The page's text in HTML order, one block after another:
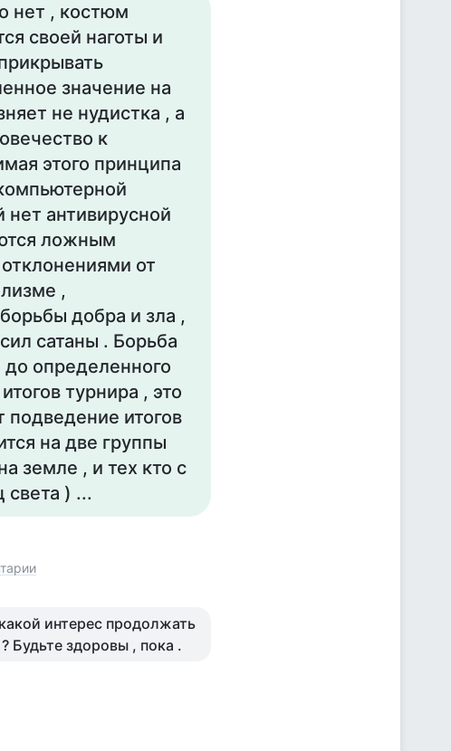
нет , костюм
своей наготы и
значение на
не нудистка , а
к
этого принципа
антивирусной
ложным
от
,
добра и зла ,
сатаны . Борьба
определенного
турнира , это
подведение итогов
на две группы
земле , и тех кто с
света ) ...
интерес продолжать
Будьте здоровы , пока .